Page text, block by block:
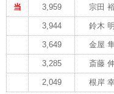
当 3,959 宗田
3,944 鈴木
3,649 金屋
3,285 斎藤
2,049 根岸